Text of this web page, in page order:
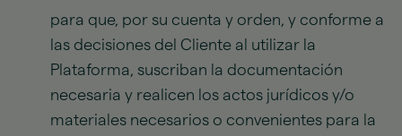
para que, por su cuenta y orden, y conforme a
las decisiones del Cliente al utilizar la
Plataforma, suscriban la documentación
necesaria y realicen los actos jurídicos y/o
materiales necesarios o convenientes para la